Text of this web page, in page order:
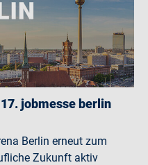
jobmesse berlin
Berlin erneut zum
Zukunft aktiv